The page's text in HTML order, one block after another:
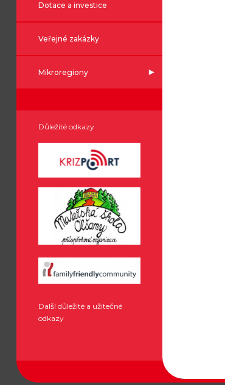
Dotace a investice
Veřejné zakázky
Mikroregiony
Důležité odkazy
Další důležité a užitečné
odkazy